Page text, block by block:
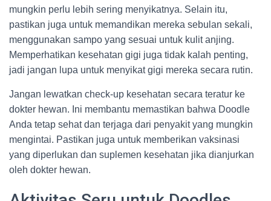
mungkin perlu lebih sering menyikatnya. Selain itu,
pastikan juga untuk memandikan mereka sebulan sekali,
menggunakan sampo yang sesuai untuk kulit anjing.
Memperhatikan kesehatan gigi juga tidak kalah penting,
jadi jangan lupa untuk menyikat gigi mereka secara rutin.
Jangan lewatkan check-up kesehatan secara teratur ke
dokter hewan. Ini membantu memastikan bahwa Doodle
Anda tetap sehat dan terjaga dari penyakit yang mungkin
mengintai. Pastikan juga untuk memberikan vaksinasi
yang diperlukan dan suplemen kesehatan jika dianjurkan
oleh dokter hewan.